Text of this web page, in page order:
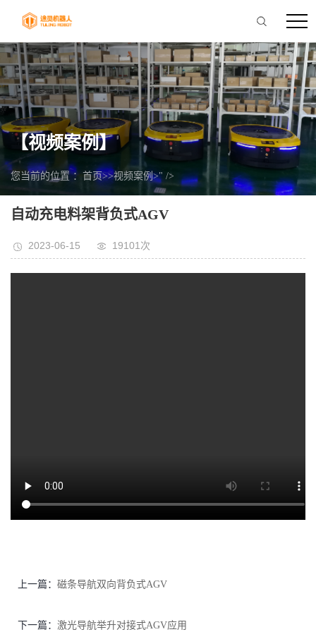
【视频案例】
您当前的位置 ： 首页>>视频案例>" />
自动充电料架背负式AGV
2023-06-15 19101次
上一篇： 磁条导航双向背负式AGV
下一篇： 激光导航举升对接式AGV应用